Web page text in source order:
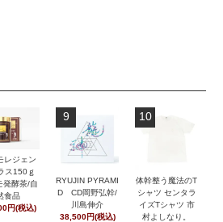
レジェン
ス150ｇ
発酵茶/自
食品
円(税込)
9
RYUJIN PYRAMI
D CD岡野弘幹/
川島伸介
38,500円(税込)
10
体幹整う魔法のT
シャツ センタラ
イズTシャツ 市
村よしなり。